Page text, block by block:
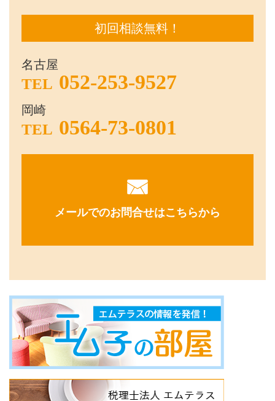
初回相談無料！
名古屋
TEL 052-253-9527
岡崎
TEL 0564-73-0801
メールでのお問合せはこちらから